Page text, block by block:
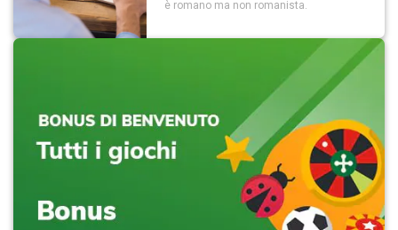
è romano ma non romanista.